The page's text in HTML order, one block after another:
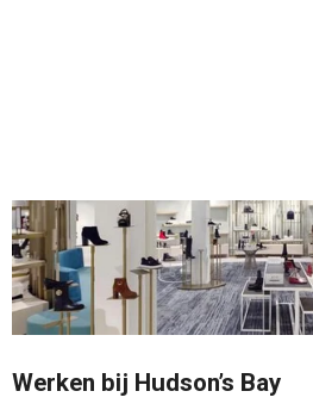
Werken bij Hudson’s Bay